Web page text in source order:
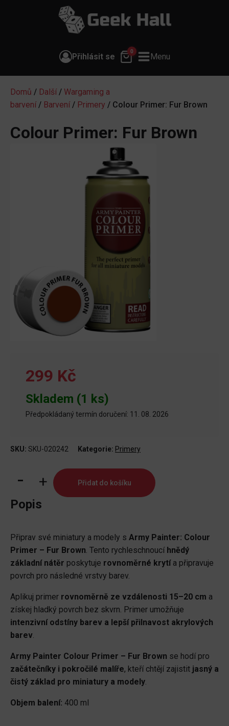
Přihlásit se
0
Menu
Domů / Další / Wargaming a
barvení / Barvení / Primery / Colour Primer: Fur Brown
Colour Primer: Fur Brown
299 Kč
Skladem (1 ks)
Předpokládaný termín doručení: 11. 08. 2026
SKU: SKU-020242 Kategorie: Primery
Colour
Primer:
Fur
Přidat do košíku
Popis
Připrav své miniatury a modely s Army Painter: Colour
Primer – Fur Brown. Tento rychleschnoucí hnědý
základní nátěr poskytuje rovnoměrné krytía připravuje
povrch pro následné vrstvy barev.
Aplikuj primer rovnoměrně ze vzdálenosti 15–20 cm a
získej hladký povrch bez skvrn. Primer umožňuje
intenzivní odstíny barev a lepší přilnavost akrylových
barev.
Army Painter Colour Primer – Fur Brown se hodí pro
začátečníky i pokročilé malíře, kteří chtějí zajistit jasný a
čistý základ pro miniatury a modely.
Objem balení: 400 ml